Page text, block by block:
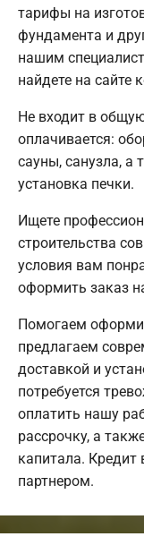
тарифы на
фундамента и
нашим
найдете на сайте
Не входит в
оплачивается:
сауны, санузла, а
установка печки.
Ищете
строительства
условия вам
оформить заказ
Помогаем
предлагаем
доставкой и
потребуется
оплатить нашу
рассрочку, а
капитала.
партнером.